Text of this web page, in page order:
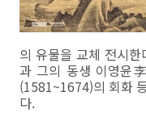
의 유물을 교체 전시
과 그의 동생 이영윤
(1581~1674)의 회화
다.